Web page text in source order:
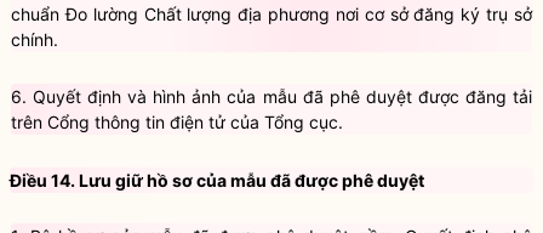
chuẩn Đo lường Chất lượng địa phương nơi cơ sở đăng ký trụ sở
chính.
6.Quyết định và hình ảnh của mẫu đã phê duyệt được đăng tải
trên Cổng thông tin điện tử của Tổng cục.
Điều 14. Lưu giữ hồ sơ của mẫu đã được phê duyệt